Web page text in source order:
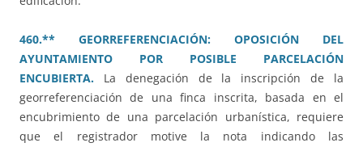
460.** GEORREFERENCIACIÓN: OPOSICIÓN DEL
AYUNTAMIENTO POR POSIBLE PARCELACIÓN
ENCUBIERTA. La denegación de la inscripción de la
georreferenciación de una finca inscrita, basada en el
encubrimiento de una parcelación urbanística, requiere
que el registrador motive la nota indicando las